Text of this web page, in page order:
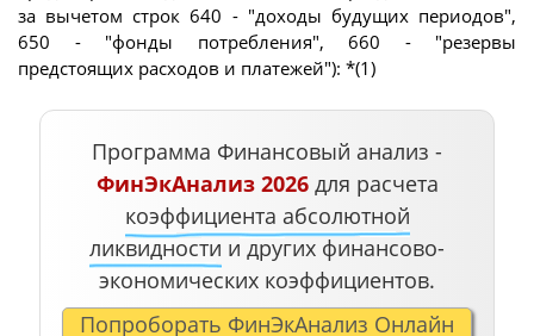
за вычетом строк 640 - "доходы будущих периодов",
650 - "фонды потребления", 660 - "резервы
предстоящих расходов и платежей"): *(1)
Программа Финансовый анализ -
ФинЭкАнализ 2026для расчета
коэффициента абсолютной
ликвидности и других финансово-
экономических коэффициентов.
Попроборать ФинЭкАнализ Онлайн